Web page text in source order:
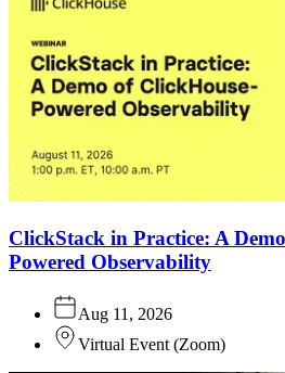
ClickStack in Practice: A
Powered Observability
Aug 11, 2026
Virtual Event(Zoom)